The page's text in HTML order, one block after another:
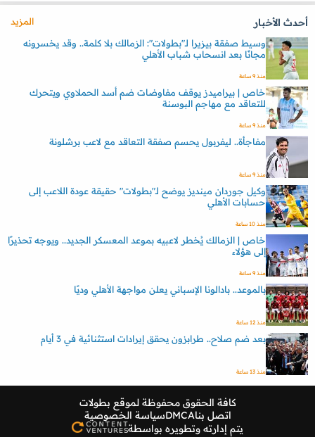
أحدث الأخبار
المزيد
وسيط صفقة بيزيرا لـ"بطولات": الزمالك بلا كلمة.. وقد يخسرونه
مجانًا بعد انسحاب شباب الأهلي
منذ 9 ساعة
خاص | بيراميدز يوقف مفاوضات ضم أسد الحملاوي ويتحرك
للتعاقد مع مهاجم البوسنة
منذ 9 ساعة
مفاجأة.. ليفربول يحسم صفقة التعاقد مع لاعب برشلونة
منذ 9 ساعة
وكيل جوردان مينديز يوضح لـ"بطولات" حقيقة عودة اللاعب إلى
حسابات الأهلي
منذ 10 ساعة
خاص | الزمالك يُخطر لاعبيه بموعد المعسكر الجديد.. ويوجه تحذيرًا
إلى هؤلاء
منذ 9 ساعة
بالموعد.. بادالونا الإسباني يعلن مواجهة الأهلي وديًا
منذ 12 ساعة
بعد ضم صلاح.. طرابزون يحقق إيرادات استثنائية في 3 أيام
منذ 13 ساعة
كافة الحقوق محفوظة لموقع بطولات
اتصل بناDMCAسياسة الخصوصية
يتم إدارته وتطويره بواسطة